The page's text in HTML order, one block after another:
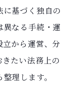
に基づく独自の
異なる手続・運
から運営、分
たい法務上の
理します。